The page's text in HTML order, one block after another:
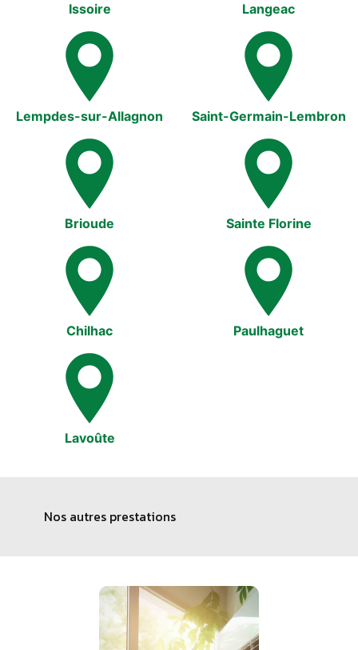
Issoire Langeac
Lempdes-sur-Allagnon Saint-Germain-Lembron
Brioude Sainte Florine
Chilhac Paulhaguet
Lavoûte
Nos autres prestations